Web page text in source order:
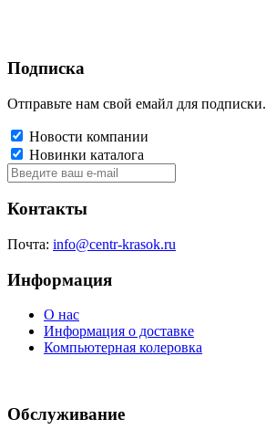
Подписка
Отправьте нам свой емайл для подписки.
Новости компании
Новинки каталога
Контакты
Почта: info@centr-krasok.ru
Информация
О нас
Информация о доставке
Компьютерная колеровка
Обслуживание